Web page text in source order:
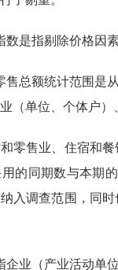
数是指剔除价格因
售总额统计范围是
（单位、个体户）
零售业、住宿和
的同期数与本期
入调查范围，同
企业（产业活动单